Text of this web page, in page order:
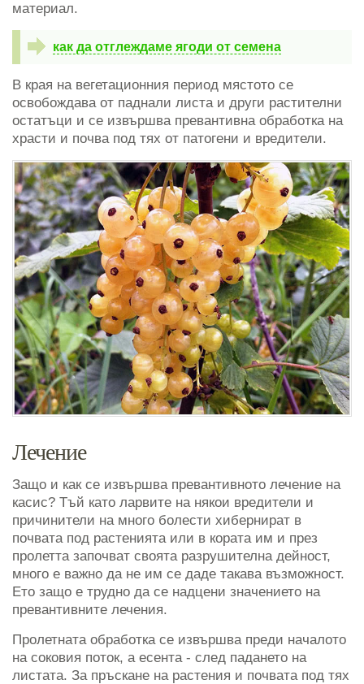
материал.
как да отглеждаме ягоди от семена
В края на вегетационния период мястото се
освобождава от паднали листа и други растителни
остатъци и се извършва превантивна обработка на
храсти и почва под тях от патогени и вредители.
Лечение
Защо и как се извършва превантивното лечение на
касис? Тъй като ларвите на някои вредители и
причинители на много болести хибернират в
почвата под растенията или в кората им и през
пролетта започват своята разрушителна дейност,
много е важно да не им се даде такава възможност.
Ето защо е трудно да се надцени значението на
превантивните лечения.
Пролетната обработка се извършва преди началото
на соковия поток, а есента - след падането на
листата. За пръскане на растения и почвата под тях